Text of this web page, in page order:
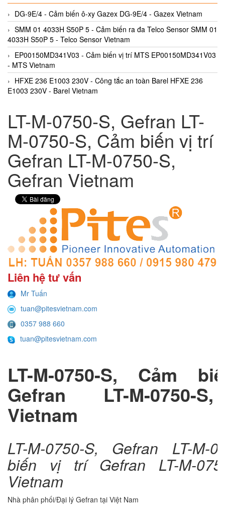
DG-9E/4 - Cảm biến ô-xy Gazex DG-9E/4 - Gazex Vietnam
SMM 01 4033H S50P 5 - Cảm biến ra đa Telco Sensor SMM 01
4033H S50P 5 - Telco Sensor Vietnam
EP00150MD341V03 - Cảm biến vị trí MTS EP00150MD341V03
- MTS Vietnam
HFXE 236 E1003 230V - Công tắc an toàn Barel HFXE 236
E1003 230V - Barel Vietnam
LT-M-0750-S, Gefran LT-
M-0750-S, Cảm biến vị trí
Gefran LT-M-0750-S,
Gefran Vietnam
Liên hệ tư vấn
Mr Tuấn
tuan@pitesvietnam.com
0357 988 660
tuan@pitesvietnam.com
LT-M-0750-S, Cảm
Gefran LT-M-0750-
Vietnam
LT-M-0750-S, Gefran LT-M-
biến vị trí Gefran LT-M-
Vietnam
Nhà phân phối/Đại lý Gefran tại Việt Nam